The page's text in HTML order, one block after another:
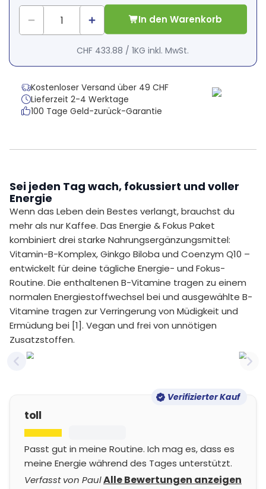
In den Warenkorb
CHF 433.88 /1KG inkl. MwSt.
Kostenloser Versand über 49 CHF
Lieferzeit 2-4 Werktage
100 Tage Geld-zurück-Garantie
Sei jeden Tag wach, fokussiert und voller
Energie
Wenn das Leben dein Bestes verlangt, brauchst du
mehr als nur Kaffee. Das Energie & Fokus Paket
kombiniert drei starke Nahrungsergänzungsmittel:
Vitamin-B-Komplex, Ginkgo Biloba und Coenzym Q10 –
entwickelt für deine tägliche Energie- und Fokus-
Routine. Die enthaltenen B-Vitamine tragen zu einem
normalen Energiestoffwechsel bei und ausgewählte B-
Vitamine tragen zur Verringerung von Müdigkeit und
Ermüdung bei [1]. Vegan und frei von unnötigen
Zusatzstoffen.
Previous slide
Verifizierter Kauf
toll
Passt gut in meine Routine. Ich mag es, dass es
meine Energie während des Tages unterstützt.
Verfasst von PaulAlle Bewertungen anzeigen